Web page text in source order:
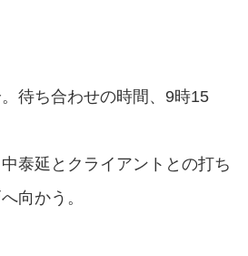
待ち合わせの時間、9時15
泰延とクライアントとの打ち
向かう。